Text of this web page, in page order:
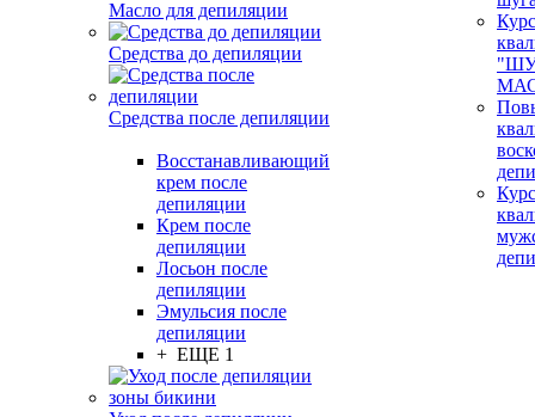
Масло для депиляции
Средства до депиляции
Средства после депиляции
Восстанавливающий
крем после
депиляции
Крем после
депиляции
Лосьон после
депиляции
Эмульсия после
депиляции
+ ЕЩЕ 1